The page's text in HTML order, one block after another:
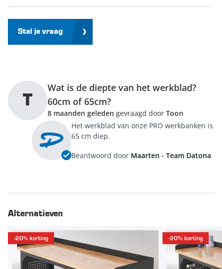
Stel je vraag
T
Wat is de diepte van het werkblad?
60cm of 65cm?
8 maanden geleden gevraagd door Toon
Het werkblad van onze PRO werkbanken is
65 cm diep.
Beantwoord door Maarten - Team Datona
Alternatieven
-20% korting -20% korting